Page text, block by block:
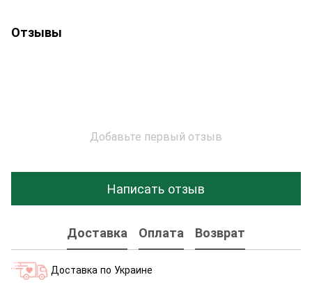
Отзывы
Добавьте первый отзыв
Написать отзыв
Доставка Оплата Возврат
Доставка по Украине